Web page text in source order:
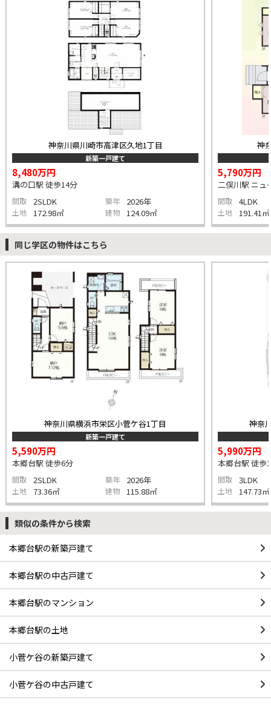
神奈川県川崎市高津区久地1丁目
新築一戸建て
8,480万円
溝の口駅 徒歩14分
間取 2SLDK 築年 2026年
土地 172.98㎡ 建物 124.09㎡
神
5,790万円
二俣川駅 ニュ
間取 4LDK
土地 191.41㎡
同じ学区の物件はこちら
神奈川県横浜市栄区小菅ケ谷1丁目
新築一戸建て
5,590万円
本郷台駅 徒歩6分
間取 2SLDK 築年 2026年
土地 73.36㎡ 建物 115.88㎡
神奈
5,990万円
本郷台駅 徒歩
間取 3LDK
土地 147.73㎡
類似の条件から検索
本郷台駅の新築戸建て
本郷台駅の中古戸建て
本郷台駅のマンション
本郷台駅の土地
小菅ケ谷の新築戸建て
小菅ケ谷の中古戸建て